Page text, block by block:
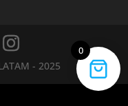
- 2025
0